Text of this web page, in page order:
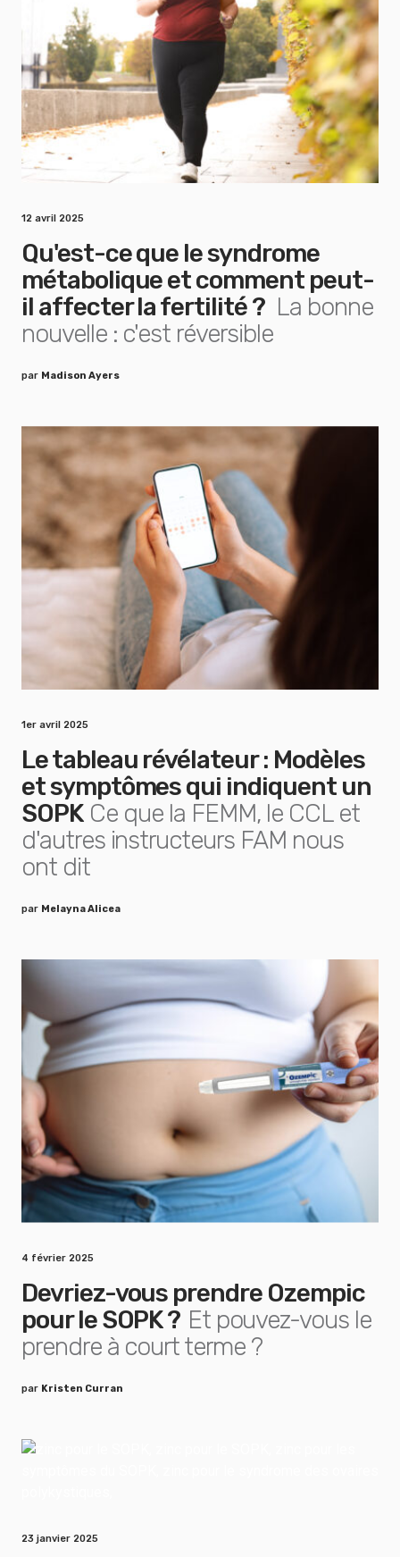
12 avril 2025
Qu'est-ce que le syndrome
métabolique et comment peut-
il affecter la fertilité ? La bonne
nouvelle : c'est réversible
par Madison Ayers
1er avril 2025
Le tableau révélateur : Modèles
et symptômes qui indiquent un
SOPK Ce que la FEMM, le CCL et
d'autres instructeurs FAM nous
ont dit
par Melayna Alicea
4 février 2025
Devriez-vous prendre Ozempic
pour le SOPK ? Et pouvez-vous le
prendre à court terme ?
par Kristen Curran
23 janvier 2025